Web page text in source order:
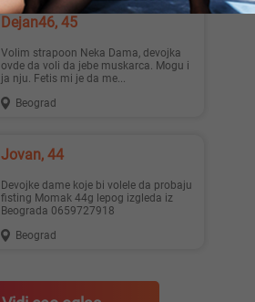
Dejan46, 45
Volim strapoon Neka Dama, devojka
ovde da voli da jebe muskarca. Mogu i
ja nju. Fetis mi je da me...
Beograd
Jovan, 44
Devojke dame koje bi volele da probaju
fisting Momak 44g lepog izgleda iz
Beograda 0659727918
Beograd